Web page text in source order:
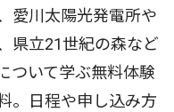
愛川太陽光発電所や
県立21世紀の森など
ついて学ぶ無料体験
。日程や申し込み方